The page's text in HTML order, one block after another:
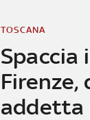
Spaccia
Firenze,
addetta
TOSCANA